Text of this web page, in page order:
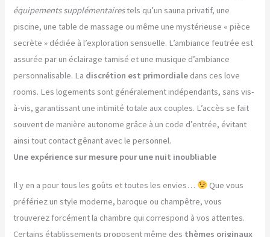
équipements supplémentairestels qu’un sauna privatif, une
piscine, une table de massage ou même une mystérieuse « pièce
secrète » dédiée à l’exploration sensuelle. L’ambiance feutrée est
assurée par un éclairage tamisé et une musique d’ambiance
personnalisable. La discrétion est primordiale dans ces love
rooms. Les logements sont généralement indépendants, sans vis-
à-vis, garantissant une intimité totale aux couples. L’accès se fait
souvent de manière autonome grâce à un code d’entrée, évitant
ainsi tout contact gênant avec le personnel.
Une expérience sur mesure pour une nuit inoubliable
Il y en a pour tous les goûts et toutes les envies…
Que vous
préfériez un style moderne, baroque ou champêtre, vous
trouverez forcément la chambre qui correspond à vos attentes.
Certains établissements proposent même des thèmes originaux